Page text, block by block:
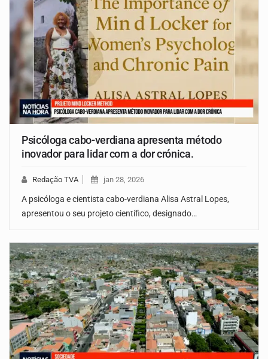
Psicóloga cabo-verdiana apresenta método
inovador para lidar com a dor crónica.
Redação TVA jan 28, 2026
A psicóloga e cientista cabo-verdiana Alisa Astral Lopes,
apresentou o seu projeto científico, designado…